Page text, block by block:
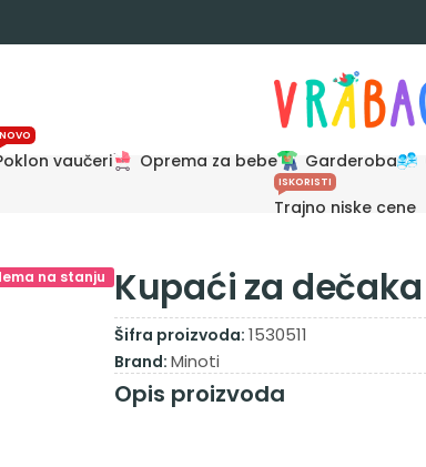
vaučeri
NOVO
Oprema za bebe Garderoba
Trajno niske cene
ISKORISTI
na stanju Kupaći za dečaka
Šifra proizvoda: 1530511
Brand: Minoti
Opis proizvoda